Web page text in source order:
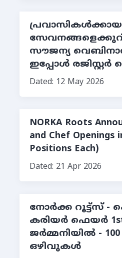
സൗജന്യ
ഇപ്പോള്‍ രജിസ്റ്റര്‍
Dated: 12 May 2026
NORKA Roots
and Chef Openings
Positions Each)
Dated: 21 Apr 2026
നോർക്ക റൂട്ട്സ് -
കരിയർ ഫെയർ
ജർമ്മനിയിൽ -
ഒഴിവുകൾ